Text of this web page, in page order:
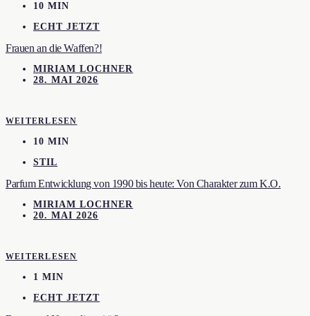
10 MIN
ECHT JETZT
Frauen an die Waffen?!
MIRIAM LOCHNER
28. MAI 2026
WEITERLESEN
10 MIN
STIL
Parfum Entwicklung von 1990 bis heute: Von Charakter zum K.O.
MIRIAM LOCHNER
20. MAI 2026
WEITERLESEN
1 MIN
ECHT JETZT